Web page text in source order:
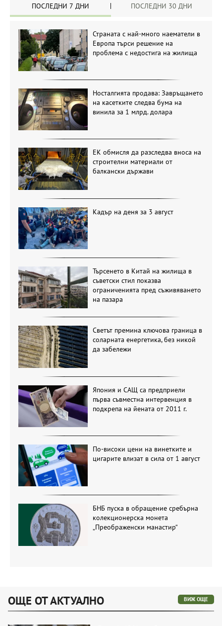
ПОСЛЕДНИ 7 ДНИ ПОСЛЕДНИ 30 ДНИ
Страната с най-много наематели в
Европа търси решение на
проблема с недостига на жилища
Носталгията продава: Завръщането
на касетките следва бума на
винила за 1 млрд. долара
ЕК обмисля да разследва вноса на
строителни материали от
балкански държави
Кадър на деня за 3 август
Търсенето в Китай на жилища в
съветски стил показва
ограниченията пред съживяването
на пазара
Светът премина ключова граница в
соларната енергетика, без никой
да забележи
Япония и САЩ са предприели
първа съвместна интервенция в
подкрепа на йената от 2011 г.
По-високи цени на винетките и
цигарите влизат в сила от 1 август
БНБ пуска в обращение сребърна
колекционерска монета
„Преображенски манастир“
ОЩЕ ОТ АКТУАЛНО ВИЖ ОЩЕ